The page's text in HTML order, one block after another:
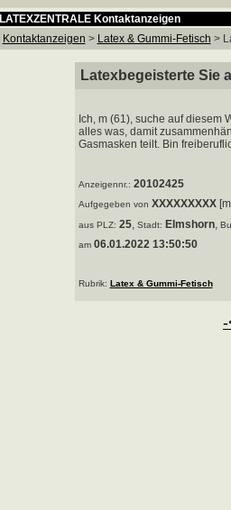
LATEXZENTRALE Kontaktanzeigen
Kontaktanzeigen > Latex & Gummi-Fetisch >
Latexbegeisterte Sie
Ich, m (61), suche auf diesem
alles was, damit
Gasmasken teilt. Bin
Anzeigennr.: 20102425
Aufgegeben von XXXXXXXXX
aus PLZ: 25, Stadt: Elmshorn,
am 06.01.2022 13:50:50
Rubrik: Latex & Gummi-Fetisch